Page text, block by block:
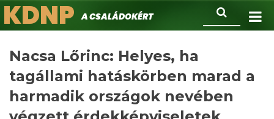
Ugrás
a
Keresés
KDNPA családokért.
Nacsa Lőrinc: Helyes, ha
tagállami hatáskörben marad a
harmadik országok nevében